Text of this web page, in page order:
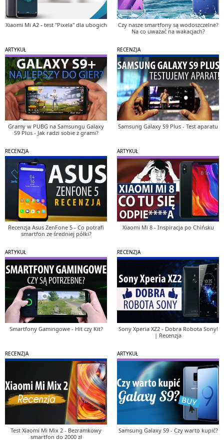
Xiaomi Mi A2 - test "Pixela" dla ubogich
Czy nasze smartfony są wodoszczelne?
Na co uważać na wakacjach?
ARTYKUŁ
Gramy w PUBG na Samsungu Galaxy
S9 Plus - Jak radzi sobie z grami?
RECENZJA
Samsung Galaxy S9 Plus - Test aparatu
RECENZJA
Recenzja Asus ZenFone 5 - Co potrafi
smartfon ze średniej półki?
ARTYKUŁ
Xiaomi Mi 8 - Inspiracja po Chińsku
ARTYKUŁ
Smartfony Gamingowe - Hit czy Kit?
RECENZJA
Sony Xperia XZ2 - Dobra Robota Sony!
| Recenzja
RECENZJA
Test Xiaomi Mi Mix 2 - Bezramkowy
smartfon do 2000 zł
ARTYKUŁ
Samsung Galaxy S9 - Czy warto kupić?